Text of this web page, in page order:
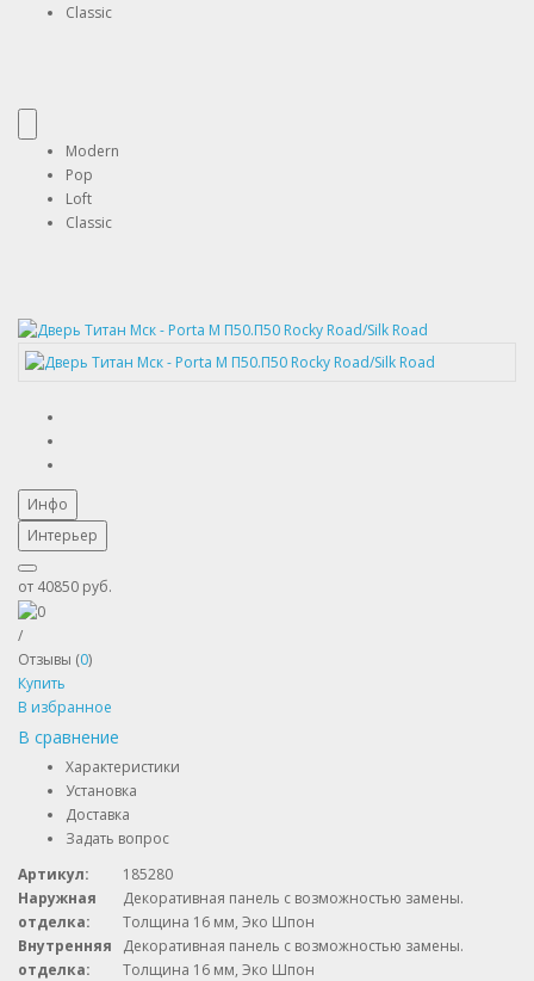
Classic
Modern
Pop
Loft
Classic
Инфо
Интерьер
от 40850 руб.
/
Отзывы (0)
Купить
В избранное
В сравнение
Характеристики
Установка
Доставка
Задать вопрос
Артикул:
185280
Наружная
отделка:
Декоративная панель с возможностью замены.
Толщина 16 мм, Эко Шпон
Внутренняя
отделка:
Декоративная панель с возможностью замены.
Толщина 16 мм, Эко Шпон